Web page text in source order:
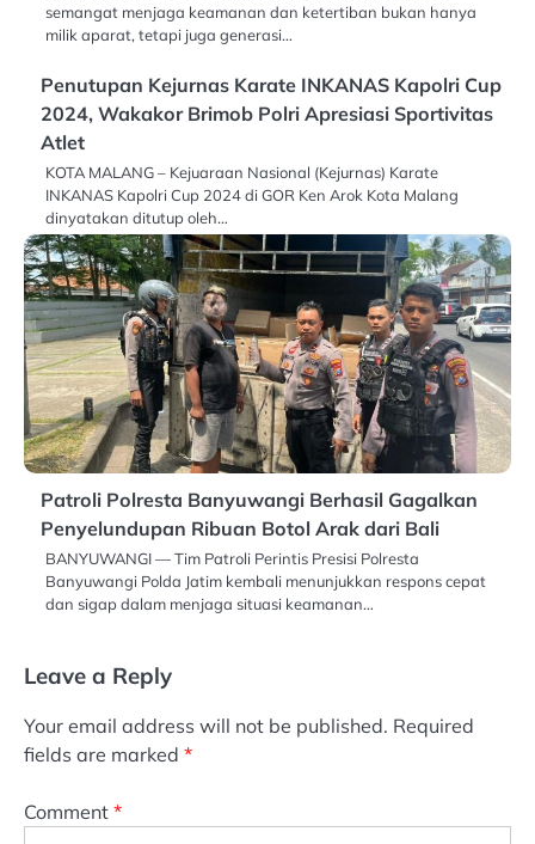
semangat menjaga keamanan dan ketertiban bukan hanya
milik aparat, tetapi juga generasi…
Penutupan Kejurnas Karate INKANAS Kapolri Cup
2024, Wakakor Brimob Polri Apresiasi Sportivitas
Atlet
KOTA MALANG – Kejuaraan Nasional (Kejurnas) Karate
INKANAS Kapolri Cup 2024 di GOR Ken Arok Kota Malang
dinyatakan ditutup oleh…
Patroli Polresta Banyuwangi Berhasil Gagalkan
Penyelundupan Ribuan Botol Arak dari Bali
BANYUWANGI — Tim Patroli Perintis Presisi Polresta
Banyuwangi Polda Jatim kembali menunjukkan respons cepat
dan sigap dalam menjaga situasi keamanan…
Leave a Reply
Your email address will not be published. Required
fields are marked *
Comment *